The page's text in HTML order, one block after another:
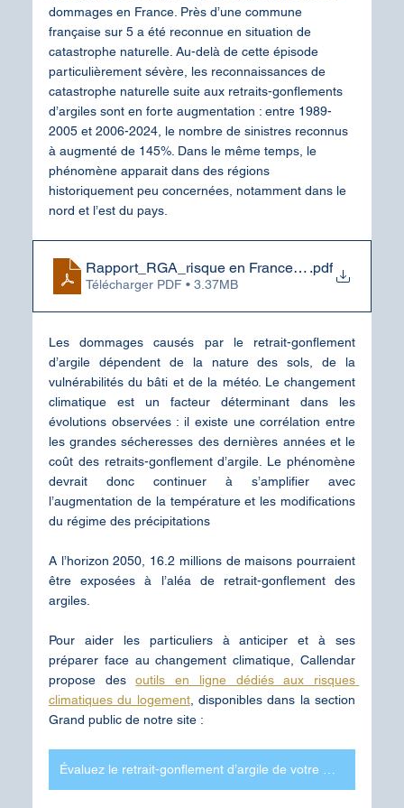
dommages en France. Près d’une commune
française sur 5 a été reconnue en situation de
catastrophe naturelle. Au-delà de cette épisode
particulièrement sévère, les reconnaissances de
catastrophe naturelle suite aux retraits-gonflements
d’argiles sont en forte augmentation : entre 1989-
2005 et 2006-2024, le nombre de sinistres reconnus
à augmenté de 145%. Dans le même temps, le
phénomène apparait dans des régions
historiquement peu concernées, notamment dans le
nord et l’est du pays.
Rapport_RGA_risque en France_CSQCES_VF
.pdf
Télécharger PDF • 3.37MB
Les dommages causés par le retrait-gonflement
d’argile dépendent de la nature des sols, de la
vulnérabilités du bâti et de la météo. Le changement
climatique est un facteur déterminant dans les
évolutions observées : il existe une corrélation entre
les grandes sécheresses des dernières années et le
coût des retraits-gonflement d’argile. Le phénomène
devrait donc continuer à s’amplifier avec
l’augmentation de la température et les modifications
du régime des précipitations
A l’horizon 2050, 16.2 millions de maisons pourraient
être exposées à l’aléa de retrait-gonflement des
argiles.
Pour aider les particuliers à anticiper et à ses
préparer face au changement climatique, Callendar
propose des outils en ligne dédiés aux risques
climatiques du logement, disponibles dans la section
Grand public de notre site :